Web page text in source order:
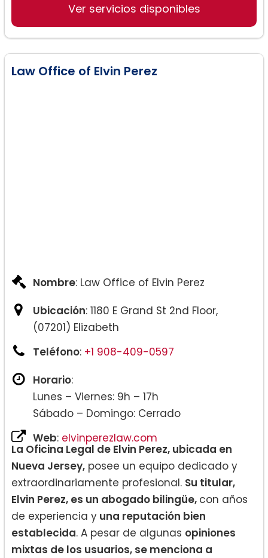
Ver servicios disponibles
Law Office of Elvin Perez
Nombre: Law Office of Elvin Perez
Ubicación: 1180 E Grand St 2nd Floor,
(07201) Elizabeth
Teléfono: +1 908-409-0597
Horario:
Lunes – Viernes: 9h – 17h
Sábado – Domingo: Cerrado
Web: elvinperezlaw.com
La Oficina Legal de Elvin Perez, ubicada en
Nueva Jersey, posee un equipo dedicado y
extraordinariamente profesional. Su titular,
Elvin Perez, es un abogado bilingüe, con años
de experiencia y una reputación bien
establecida. A pesar de algunas opiniones
mixtas de los usuarios, se menciona a